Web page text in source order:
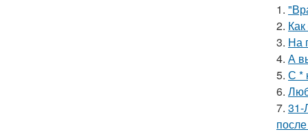
1.
2.
3. На
4. А
5. С *
6.
7. 31-